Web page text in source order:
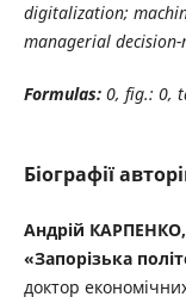
digitalization;
managerial
Formulas: 0, fig.: 0,
Біографії
Андрій
«Запорізька
доктор